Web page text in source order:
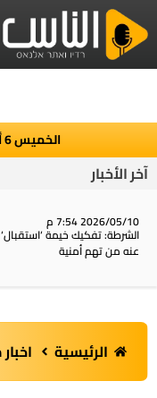
الخميس 6 أغسطس 2026
آخر الأخبار
2026/05/10 7:54 م
الشرطة: تفكيك خيمة
عنه من تهم أمنية
الرئيسية